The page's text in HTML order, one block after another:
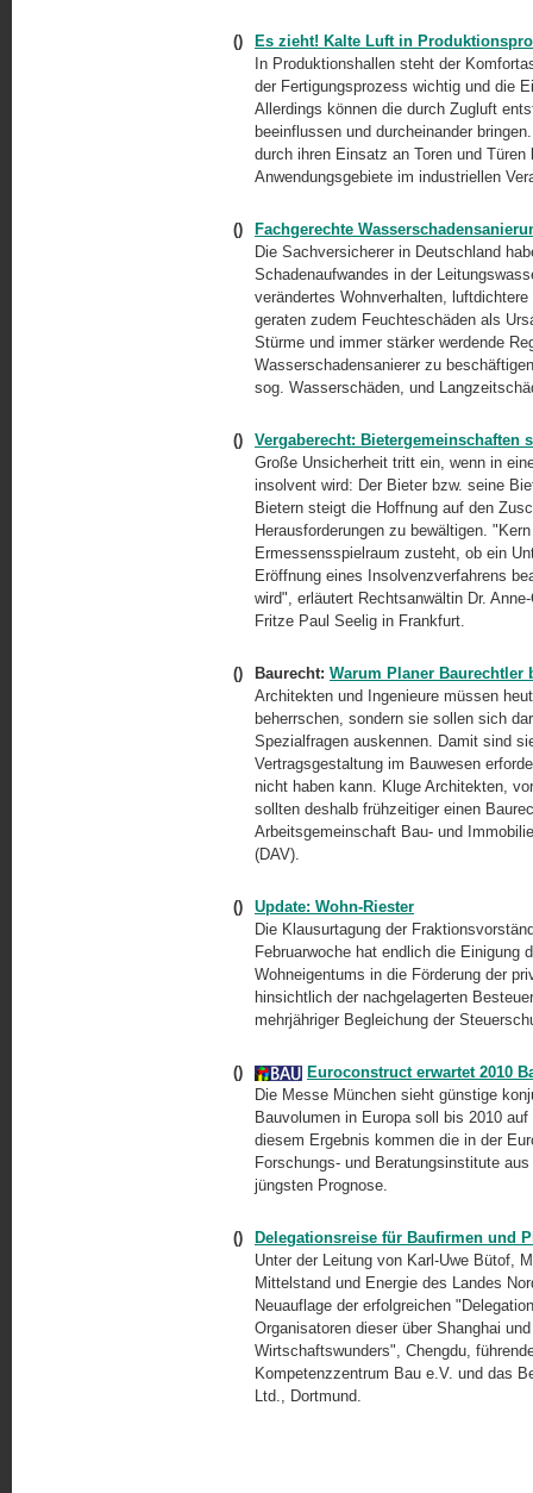
()
Es zieht! Kalte Luft in
In Produktionshallen steht der
der Fertigungsprozess wichtig und die
Allerdings können die durch Zugluft
beeinflussen und durcheinander
durch ihren Einsatz an Toren und
Anwendungsgebiete im industriellen
()
Fachgerechte
Die Sachversicherer in Deutschland
Schadenaufwandes in der
verändertes Wohnverhalten,
geraten zudem Feuchteschäden als
Stürme und immer stärker werdende
Wasserschadensanierer zu
sog. Wasserschäden, und
()
Vergaberecht:
Große Unsicherheit tritt ein, wenn in
insolvent wird: Der Bieter bzw. seine
Bietern steigt die Hoffnung auf den
Herausforderungen zu bewältigen.
Ermessensspielraum zusteht, ob ein
Eröffnung eines Insolvenzverfahrens
wird", erläutert Rechtsanwältin Dr.
Fritze Paul Seelig in Frankfurt.
() Baurecht: Warum Planer Baurechtler
Architekten und Ingenieure müssen
beherrschen, sondern sie sollen sich
Spezialfragen auskennen. Damit sind
Vertragsgestaltung im Bauwesen
nicht haben kann. Kluge Architekten,
sollten deshalb frühzeitiger einen
Arbeitsgemeinschaft Bau- und
(DAV).
()
Update: Wohn-Riester
Die Klausurtagung der
Februarwoche hat endlich die Einigung
Wohneigentums in die Förderung der
hinsichtlich der nachgelagerten
mehrjähriger Begleichung der
()
Euroconstruct erwartet 2010
Die Messe München sieht günstige
Bauvolumen in Europa soll bis 2010
diesem Ergebnis kommen die in der
Forschungs- und Beratungsinstitute
jüngsten Prognose.
()
Delegationsreise für Baufirmen und
Unter der Leitung von Karl-Uwe Bütof,
Mittelstand und Energie des Landes
Neuauflage der erfolgreichen
Organisatoren dieser über Shanghai
Wirtschaftswunders", Chengdu,
Kompetenzzentrum Bau e.V. und das
Ltd., Dortmund.